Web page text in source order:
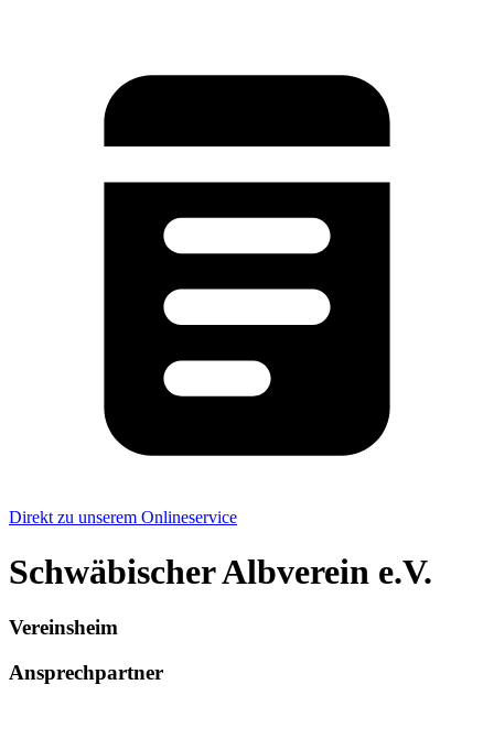
Direkt zu unserem Onlineservice
Schwäbischer Albverein e.V.
Vereinsheim
Ansprechpartner